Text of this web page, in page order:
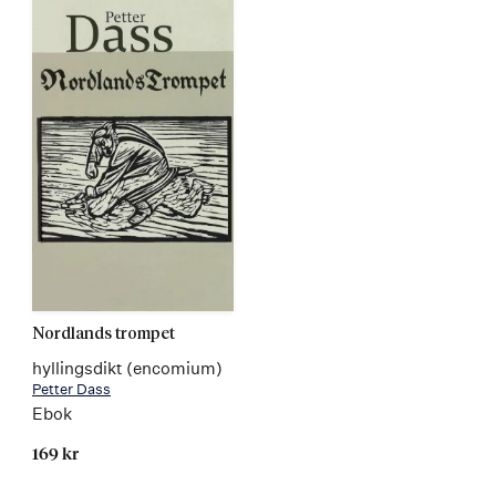
Nordlands trompet
hyllingsdikt (encomium)
Petter Dass
Ebok
169 kr